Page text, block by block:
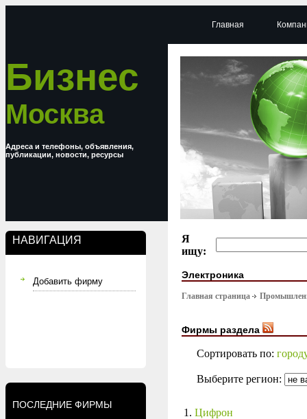
Бизнес
Москва
Адреса и телефоны, объявления,
публикации, новости, ресурсы
НАВИГАЦИЯ
Добавить фирму
ПОСЛЕДНИЕ ФИРМЫ
Главная
Я
ищу:
Электроника
Главная страница
Фирмы раздела
Сортировать по:
Выберите регион:
1. Цифрон